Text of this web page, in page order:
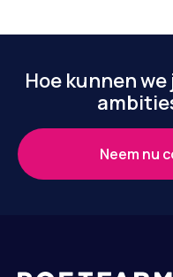
Hoe kunnen
Neem nu